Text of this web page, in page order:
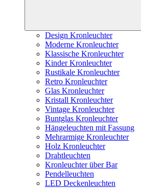
Design Kronleuchter
Moderne Kronleuchter
Klassische Kronleuchter
Kinder Kronleuchter
Rustikale Kronleuchter
Retro Kronleuchter
Glas Kronleuchter
Kristall Kronleuchter
Vintage Kronleuchter
Buntglas Kronleuchter
Hängeleuchten mit Fassung
Mehrarmige Kronleuchter
Holz Kronleuchter
Drahtleuchten
Kronleuchter über Bar
Pendelleuchten
LED Deckenleuchten